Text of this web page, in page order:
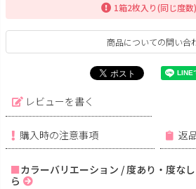
1箱2枚入り(同じ度
商品についての問い合
レビューを書く
購入時の注意事項 返
カラーバリエーション / 度あり・度な
ら